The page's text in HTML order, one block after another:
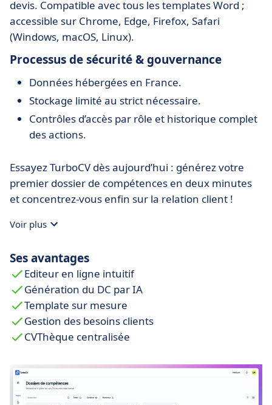
devis. Compatible avec tous les templates Word ;
accessible sur Chrome, Edge, Firefox, Safari
(Windows, macOS, Linux).
Processus de sécurité & gouvernance
Données hébergées en France.
Stockage limité au strict nécessaire.
Contrôles d’accès par rôle et historique complet
des actions.
Essayez TurboCV dès aujourd’hui : générez votre
premier dossier de compétences en deux minutes
et concentrez-vous enfin sur la relation client !
Voir plus
Ses avantages
Editeur en ligne intuitif
Génération du DC par IA
Template sur mesure
Gestion des besoins clients
CVThèque centralisée